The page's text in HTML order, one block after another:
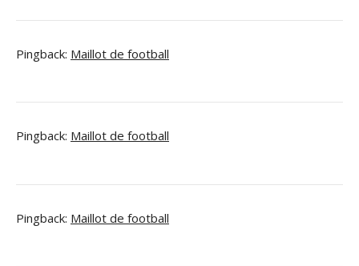
Pingback: Maillot de football
Pingback: Maillot de football
Pingback: Maillot de football